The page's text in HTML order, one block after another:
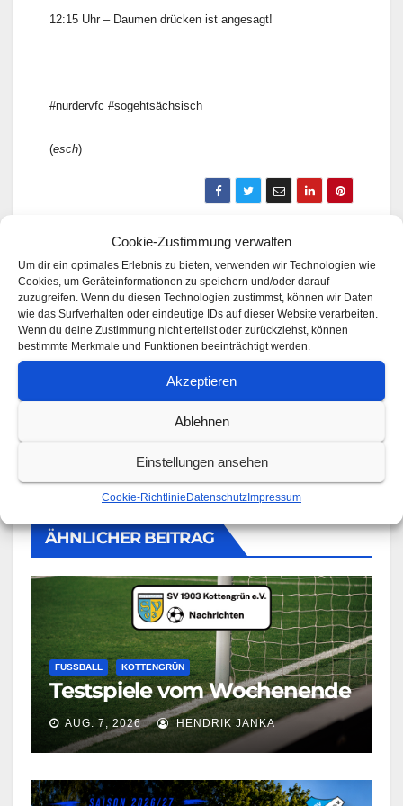
Cookie-Zustimmung verwalten
Um dir ein optimales Erlebnis zu bieten, verwenden wir Technologien wie
Cookies, um Geräteinformationen zu speichern und/oder darauf
zuzugreifen. Wenn du diesen Technologien zustimmst, können wir Daten
wie das Surfverhalten oder eindeutige IDs auf dieser Website verarbeiten.
Wenn du deine Zustimmung nicht erteilst oder zurückziehst, können
bestimmte Merkmale und Funktionen beeinträchtigt werden.
Akzeptieren
Ablehnen
Einstellungen ansehen
Cookie-Richtlinie Datenschutz Impressum
12:15 Uhr – Daumen drücken ist angesagt!
#nurdervfc #sogehtsächsisch
(esch)
EnviaM Eimbergcup U13 am 22.06.2025
in Kottengrün
Wacker-Wochenvorschau – 19.06. –
25.06.
VonEric Schreiner
ÄHNLICHER BEITRAG
FUSSBALL KOTTENGRÜN
Testspiele vom Wochenende
AUG. 7, 2026 HENDRIK JANKA